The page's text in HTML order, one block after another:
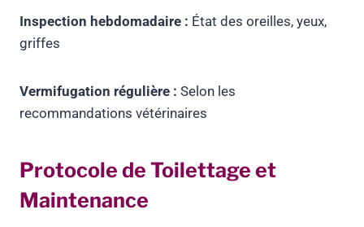
Inspection hebdomadaire : État des oreilles, yeux,
griffes
Vermifugation régulière : Selon les
recommandations vétérinaires
Protocole de Toilettage et
Maintenance